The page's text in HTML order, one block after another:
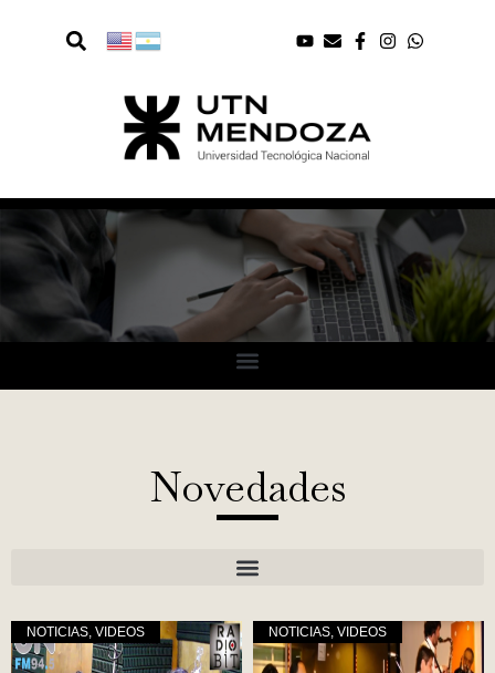
Novedades
NOTICIAS, VIDEOS NOTICIAS, VIDEOS